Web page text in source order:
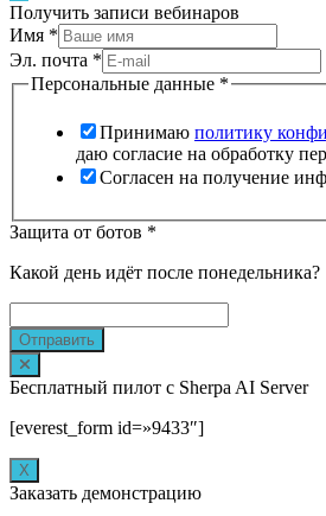
Получить записи вебинаров
Имя *
Эл. почта *
Персональные данные *
Принимаю политику
даю согласие на обработку
Согласен на получение
Защита от ботов *
Какой день идёт после понедельника?
Отправить
Бесплатный пилот с Sherpa AI Server
[everest_form id=»9433″]
Х
Заказать демонстрацию